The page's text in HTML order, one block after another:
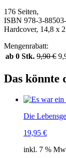
176 Seiten,
ISBN 978-3-
Hardcover, 14,8 x
Mengenrabatt:
ab 0 Stk. 9,90€
Das könnte
Die
19,95 €
inkl. 7 %